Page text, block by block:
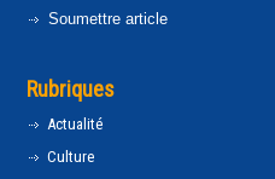
Soumettre article
Rubriques
Actualité
Culture